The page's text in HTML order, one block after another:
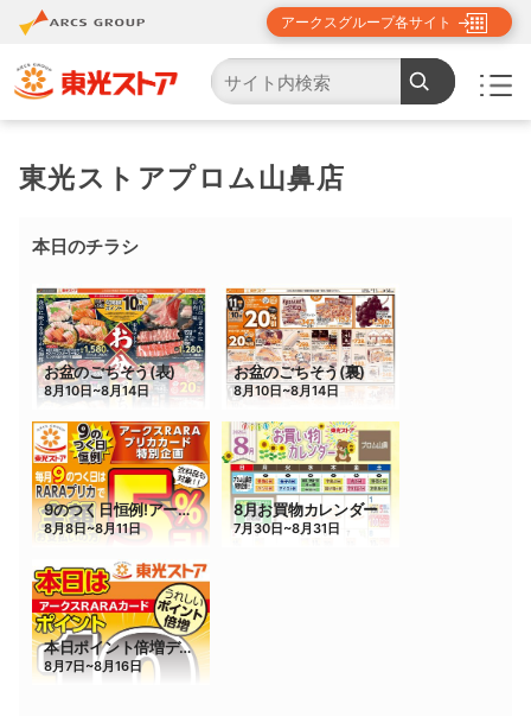
アークスグループ各サイト
TOP 店舗・チラシ検索 東光ストアプロム山鼻店
東光ストアプロム山鼻店
本日のチラシ